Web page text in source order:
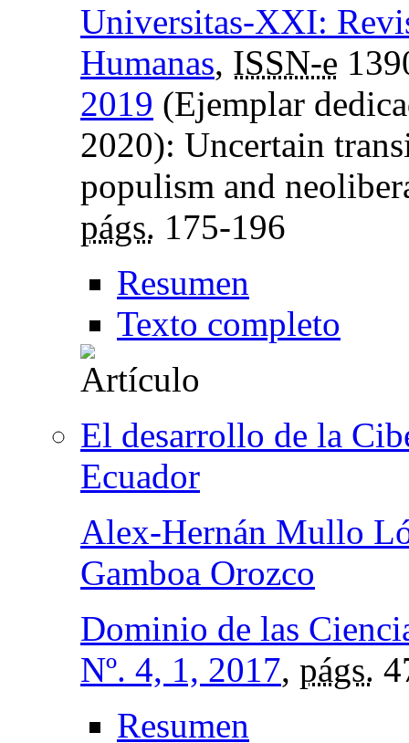
Universitas-XXI:
Humanas, ISSN-e
2019 (Ejemplar
2020): Uncertain
populism and
págs. 175-196
Resumen
Texto completo
El desarrollo de la
Ecuador
Alex-Hernán Mullo
Gamboa Orozco
Dominio de las
Nº. 4, 1, 2017, págs.
Resumen